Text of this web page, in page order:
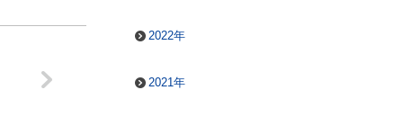
2022年
2021年